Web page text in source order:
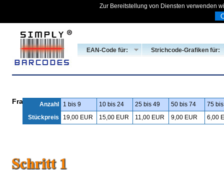
Zur Bereitstellung von Diensten verwenden
EAN-Code für: Strichcode-Grafiken für:
Fragen? Rufen Sie uns bitte an unter 030 1207 6777
Anzahl 1 bis 9 10 bis 24 25 bis 49 50 bis 74
75
Stückpreis
19,00 EUR 15,00 EUR 11,00 EUR 9,00 EUR 6,00